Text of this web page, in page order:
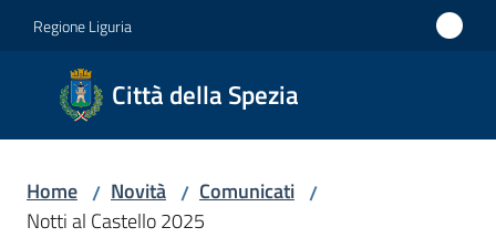
Vai al contenuto
Vai alla navigazione
Vai al footer
Regione Liguria
Città della Spezia
Città
della
Spezia
Medaglia
d'oro al
Home / Novità / Comunicati /
Notti al Castello 2025